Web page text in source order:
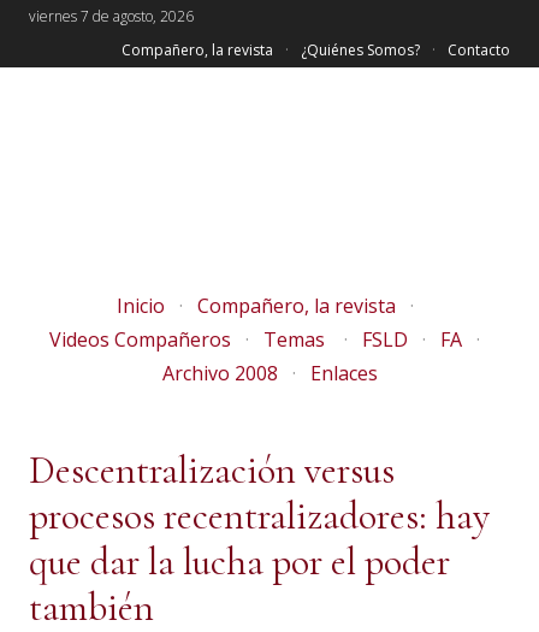
viernes 7 de agosto, 2026
Compañero, la revista
¿Quiénes Somos? Contacto
Inicio
Compañero, la revista
Videos Compañeros
Temas FSLD
FA
Archivo 2008
Enlaces
Descentralización versus
procesos recentralizadores: hay
que dar la lucha por el poder
también